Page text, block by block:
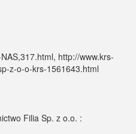
http://www.krs-
z-o-o-krs-1561643.html
Filia Sp. z o.o. :